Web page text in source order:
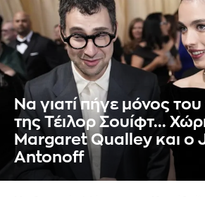
Να γιατί πήγε μόνος
της Τέιλορ Σουίφτ...
Margaret Qualley και ο
Antonoff